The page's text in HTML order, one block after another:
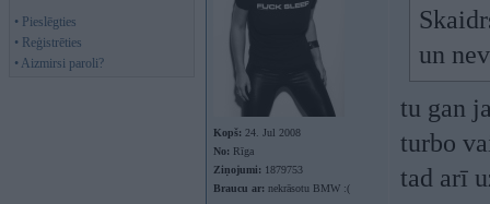
• Pieslēgties
• Reģistrēties
• Aizmirsi paroli?
Kopš: 24. Jul 2008
No: Rīga
Ziņojumi: 1879753
Braucu ar: nekrāsotu BMW :(
un
tu gan
turbo
tad arī